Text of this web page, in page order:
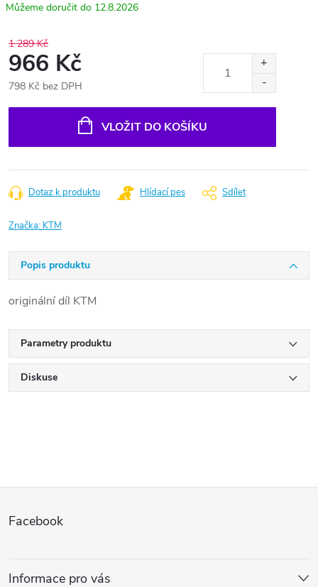
12.8.2026
1 289 Kč
966 Kč
798 Kč bez DPH
VLOŽIT DO KOŠÍKU
Dotaz k produktu Hlídací pes Sdílet
Značka: KTM
Popis produktu
originální díl KTM
Parametry produktu
Diskuse
p
Facebook
Informace pro vás